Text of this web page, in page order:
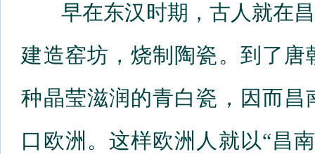
早在东汉时期，古人就在昌
建造窑坊，烧制陶瓷。到了
种晶莹滋润的青白瓷，因而
口欧洲。这样欧洲人就以“昌